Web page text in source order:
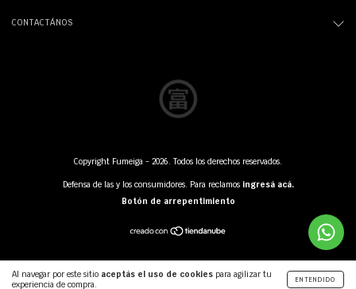
Al navegar por este sitio aceptás el uso de cookies para agilizar tu
experiencia de compra.
ENTENDIDO
CONTACTÁNOS
Copyright Fumeiga - 2026. Todos los derechos reservados.
Defensa de las y los consumidores. Para reclamos ingresá acá.
Botón de arrepentimiento